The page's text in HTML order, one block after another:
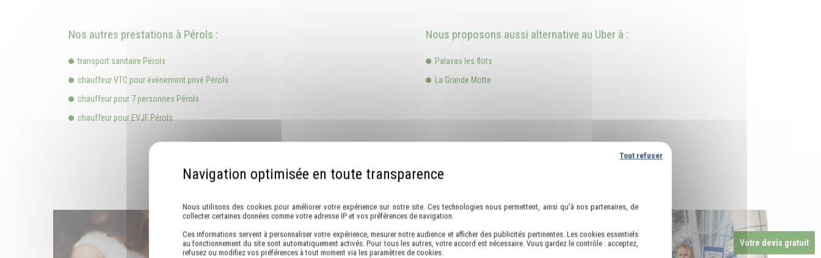
Nos autres prestations à Pérols :
transport sanitaire Pérols
chauffeur VTC pour évènement privé Pérols
chauffeur pour 7 personnes Pérols
chauffeur pour EVJF Pérols
Nous proposons aussi alternative au Uber à :
Palavas les flots
La Grande Motte
Votre devis gratuit
Nous utilisons des cookies pour améliorer votre expérience sur notre site. Ces technologies nous permettent, ainsi qu'à nos partenaires, de
collecter certaines données comme votre adresse IP et vos préférences de navigation.
Ces informations servent à personnaliser votre expérience, mesurer notre audience et afficher des publicités pertinentes. Les cookies essentiels
au fonctionnement du site sont automatiquement activés. Pour tous les autres, votre accord est nécessaire. Vous gardez le contrôle : acceptez,
refusez ou modifiez vos préférences à tout moment via les paramètres de cookies.
Tout refuser